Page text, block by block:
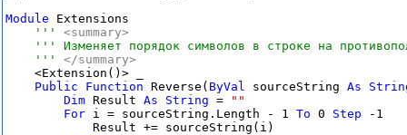
Module Extensions
'''
'''
    <Extension()> _
Public
Function Reverse( ByVal sourceString As
Dim Result As String =
For i = sourceString.Length - 1 To 0 Step -1
            Result += sourceString(i)